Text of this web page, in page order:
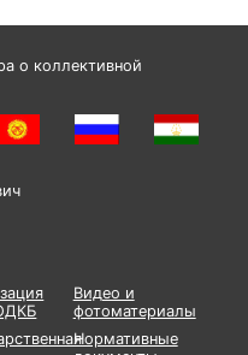
о коллективной
Видео и
фотоматериалы
Нормативные